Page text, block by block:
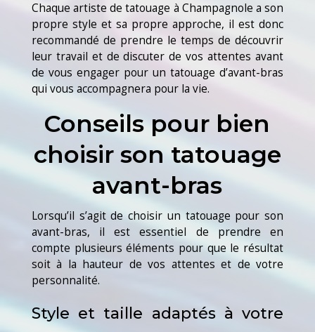
Chaque artiste de tatouage à Champagnole a son
propre style et sa propre approche, il est donc
recommandé de prendre le temps de découvrir
leur travail et de discuter de vos attentes avant
de vous engager pour un tatouage d’avant-bras
qui vous accompagnera pour la vie.
Conseils pour bien
choisir son tatouage
avant-bras
Lorsqu’il s’agit de choisir un tatouage pour son
avant-bras, il est essentiel de prendre en
compte plusieurs éléments pour que le résultat
soit à la hauteur de vos attentes et de votre
personnalité.
Style et taille adaptés à votre